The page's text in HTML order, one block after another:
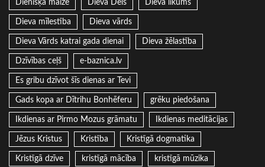
Dienišķā maize Dieva Dēls Dieva likums
Dieva mīlestība Dieva vārds
Dieva Vārds katrai gada dienai Dieva žēlastība
Dzīvības ceļš e-baznica.lv
Es gribu dzīvot šīs dienas ar Tevi
Gads kopa ar Dītrihu Bonhēferu grēku piedošana
Ikdienas ar Pirmo Mozus grāmatu Ikdienas meditācijas
Jēzus Kristus Kristība Kristīgā dogmatika
Kristīgā dzīve kristīgā mācība kristīgā mūzika